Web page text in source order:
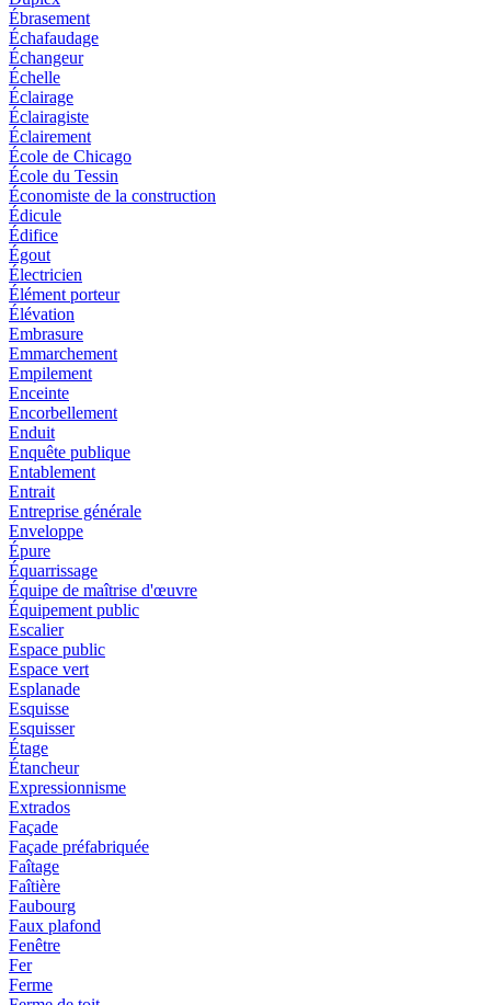
Ébrasement
Échafaudage
Échangeur
Échelle
Éclairage
Éclairagiste
Éclairement
École de Chicago
École du Tessin
Économiste de la construction
Édicule
Édifice
Égout
Électricien
Élément porteur
Élévation
Embrasure
Emmarchement
Empilement
Enceinte
Encorbellement
Enduit
Enquête publique
Entablement
Entrait
Entreprise générale
Enveloppe
Épure
Équarrissage
Équipe de maîtrise d'œuvre
Équipement public
Escalier
Espace public
Espace vert
Esplanade
Esquisse
Esquisser
Étage
Étancheur
Expressionnisme
Extrados
Façade
Façade préfabriquée
Faîtage
Faîtière
Faubourg
Faux plafond
Fenêtre
Fer
Ferme